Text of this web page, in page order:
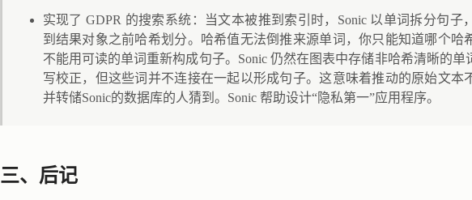
实现了 GDPR 的搜索系统：当文本被推到索引时，Sonic 以单词拆分句子
到结果对象之前哈希划分。哈希值无法倒推来源单词，你只能知道哪个哈
不能用可读的单词重新构成句子。Sonic 仍然在图表中存储非哈希清晰的
写校正，但这些词并不连接在一起以形成句子。这意味着推动的原始文本
并转储Sonic的数据库的人猜到。Sonic 帮助设计“隐私第一”应用程序。
三、后记